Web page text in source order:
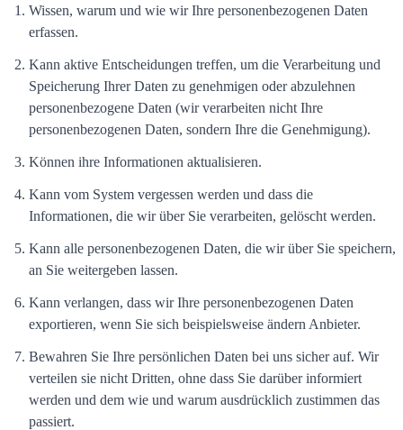
Wissen, warum und wie wir Ihre personenbezogenen Daten
erfassen.
Kann aktive Entscheidungen treffen, um die Verarbeitung und
Speicherung Ihrer Daten zu genehmigen oder abzulehnen
personenbezogene Daten (wir verarbeiten nicht Ihre
personenbezogenen Daten, sondern Ihre die Genehmigung).
Können ihre Informationen aktualisieren.
Kann vom System vergessen werden und dass die
Informationen, die wir über Sie verarbeiten, gelöscht werden.
Kann alle personenbezogenen Daten, die wir über Sie speichern,
an Sie weitergeben lassen.
Kann verlangen, dass wir Ihre personenbezogenen Daten
exportieren, wenn Sie sich beispielsweise ändern Anbieter.
Bewahren Sie Ihre persönlichen Daten bei uns sicher auf. Wir
verteilen sie nicht Dritten, ohne dass Sie darüber informiert
werden und dem wie und warum ausdrücklich zustimmen das
passiert.